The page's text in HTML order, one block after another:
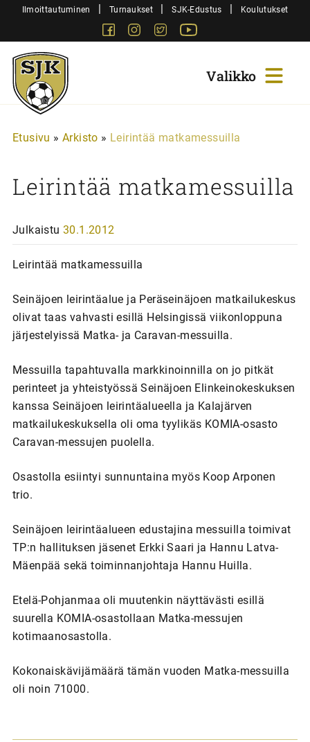
SiirryIlmoittautuminen | Turnaukset | SJK-Edustus | Koulutukset
FacebookInstagram
Twitter
Sjk-
Juniorit
Etusivu » Arkisto » Leirintää matkamessuilla
Leirintää matkamessuilla
Julkaistu 30.1.2012
Leirintää matkamessuilla
Seinäjoen leirintäalue ja Peräseinäjoen matkailukeskus
olivat taas vahvasti esillä Helsingissä viikonloppuna
järjestelyissä Matka- ja Caravan-messuilla.
Messuilla tapahtuvalla markkinoinnilla on jo pitkät
perinteet ja yhteistyössä Seinäjoen Elinkeinokeskuksen
kanssa Seinäjoen leirintäalueella ja Kalajärven
matkailukeskuksella oli oma tyylikäs KOMIA-osasto
Caravan-messujen puolella.
Osastolla esiintyi sunnuntaina myös Koop Arponen
trio.
Seinäjoen leirintäalueen edustajina messuilla toimivat
TP:n hallituksen jäsenet Erkki Saari ja Hannu Latva-
Mäenpää sekä toiminnanjohtaja Hannu Huilla.
Etelä-Pohjanmaa oli muutenkin näyttävästi esillä
suurella KOMIA-osastollaan Matka-messujen
kotimaanosastolla.
Kokonaiskävijämäärä tämän vuoden Matka-messuilla
oli noin 71000.